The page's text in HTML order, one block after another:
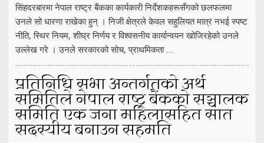
सिंहदरबारमा नेपाल राष्ट्र बैंकका कार्यकारी निर्देशकहरूसँगको छलफलमा
उनले सो धारणा राखेका हुन् । निजी क्षेत्रले केवल सहुलियत मात्र नभई स्पष्ट
नीति, स्थिर नियम, शीघ्र निर्णय र विश्वसनीय कार्यान्वयन खोजिरहेको उनले
उल्लेख गरे । उनले सरकारको सोच, प्राथमिकता ...
प्रतिनिधि सभा अन्तर्गतको अर्थ
समितिले नेपाल राष्ट्र बैंकको सञ्चालक
समिति एक जना महिलासहित सात
सदस्यीय बनाउन सहमति